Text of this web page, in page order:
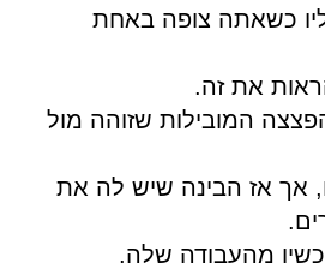
כשאתה צופה באחת
את זה.
המובילות שזוהה מול
אך אז הבינה שיש לה את
מהעבודה שלה.